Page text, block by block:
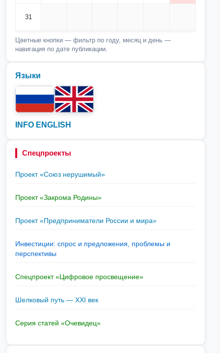
31
Цветные кнопки — фильтр по году, месяц и день —
навигация по дате публикации.
Языки
INFO ENGLISH
Спецпроекты
Проект «Союз нерушимый»
Проект «Закрома Родины»
Проект «Предприниматели России и мира»
Инвестиции: спрос и предложения, проблемы и
перспективы
Спецпроект «Цифровое просвещение»
Шелковый путь — XXI век
Серия статей «Очевидец»